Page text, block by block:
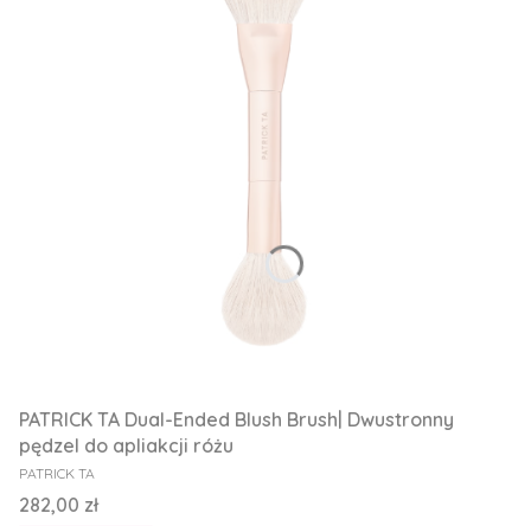
PATRICK TA Dual-Ended Blush Brush| Dwustronny
pędzel do apliakcji różu
PRODUCENT
PATRICK TA
Cena
282,00 zł